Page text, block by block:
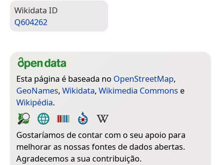
Wiki­data ID
Q604262
Esta página é baseada no OpenStreetMap,
GeoNames, Wikidata, Wikimedia Commons e
Wikipédia.
Gostaríamos de contar com o seu apoio para
melhorar as nossas fontes de dados abertas.
Agradecemos a sua contribuição.